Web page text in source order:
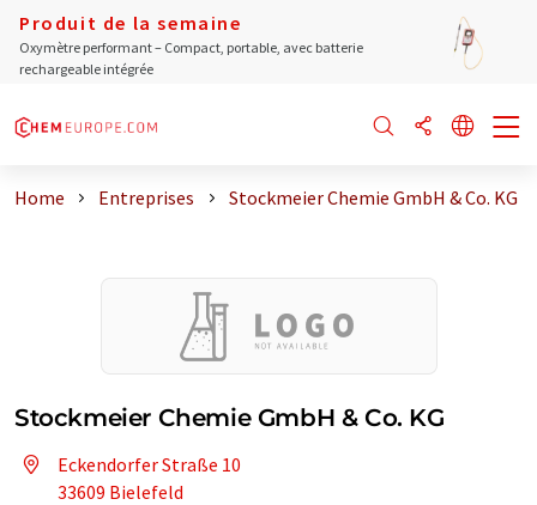
Produit de la semaine
Oxymètre performant – Compact, portable, avec batterie
rechargeable intégrée
Home Entreprises Stockmeier Chemie GmbH & Co. KG
Stockmeier Chemie GmbH & Co. KG
Eckendorfer Straße 10
33609 Bielefeld